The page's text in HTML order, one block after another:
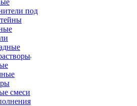
под
смеси